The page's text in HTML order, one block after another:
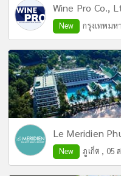
Wine Pro Co.,
New กรุงเทพมห
Le Meridien
New ภูเก็ต , 05